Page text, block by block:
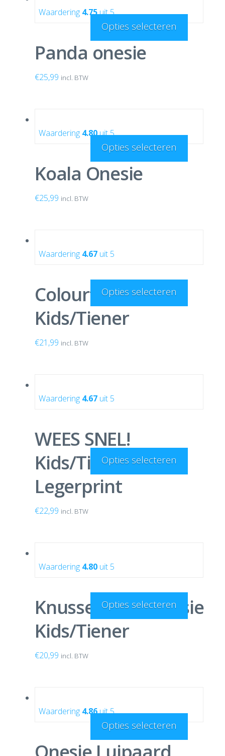
Waardering 4.75uit 5
Panda onesie
€25,99 incl. BTW
Opties selecteren
Waardering 4.80uit 5
Koala Onesie
€25,99 incl. BTW
Opties selecteren
Waardering 4.67 uit 5
Colourful Unicorn
Kids/Tiener
€21,99 incl. BTW
Opties selecteren
Waardering 4.67 uit 5
WEES SNEL!
Kids/Tiener Camo
Legerprint
€22,99 incl. BTW
Opties selecteren
Waardering 4.80 uit 5
Knusse Koala onesie
Kids/Tiener
€20,99 incl. BTW
Opties selecteren
Waardering 4.86uit 5
Opties selecteren